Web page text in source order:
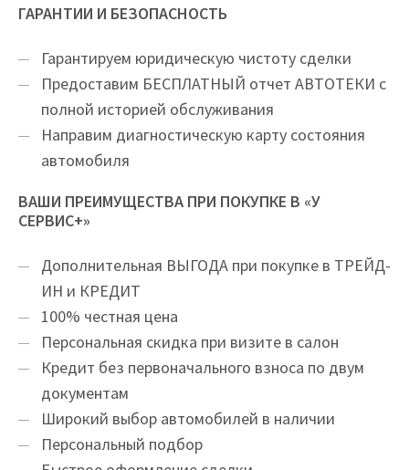
ГАРАНТИИ И БЕЗОПАСНОСТЬ
Гарантируем юридическую чистоту сделки
Предоставим БЕСПЛАТНЫЙ отчет АВТОТЕКИ с
полной историей обслуживания
Направим диагностическую карту состояния
автомобиля
ВАШИ ПРЕИМУЩЕСТВА ПРИ ПОКУПКЕ В «У
СЕРВИС+»
Дополнительная ВЫГОДА при покупке в ТРЕЙД-
ИН и КРЕДИТ
100% честная цена
Персональная скидка при визите в салон
Кредит без первоначального взноса по двум
документам
Широкий выбор автомобилей в наличии
Персональный подбор